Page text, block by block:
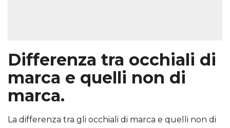
Differenza tra occhiali di
marca e quelli non di
marca.
La differenza tra gli occhiali di marca e quelli non di